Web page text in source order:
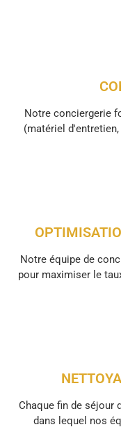
Notre conciergerie
(matériel
Notre équipe de
pour maximiser le
Chaque fin de séjour
dans lequel nos